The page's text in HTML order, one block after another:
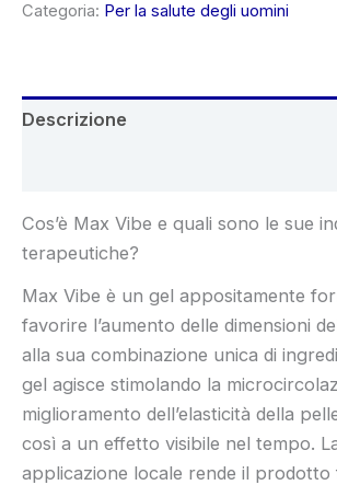
Categoria: Per la salute degli uomini
Descrizione
Cos’è Max Vibe e quali sono le sue
terapeutiche?
Max Vibe è un gel appositamente
favorire l’aumento delle dimensioni
alla sua combinazione unica di
gel agisce stimolando la
miglioramento dell’elasticità della
così a un effetto visibile nel tempo.
applicazione locale rende il prodotto